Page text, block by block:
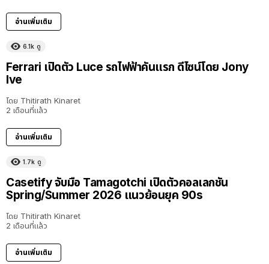
อ่านเพิ่มเติม
6.1k ดู
Ferrari เปิดตัว Luce รถไฟฟ้าคันแรก ดีไซน์โดย Jony
Ive
โดย Thitirath Kinaret
2 เดือนที่แล้ว
อ่านเพิ่มเติม
1.7k ดู
Casetify จับมือ Tamagotchi เปิดตัวคอลเลกชัน
Spring/Summer 2026 แนวย้อนยุค 90s
โดย Thitirath Kinaret
2 เดือนที่แล้ว
อ่านเพิ่มเติม